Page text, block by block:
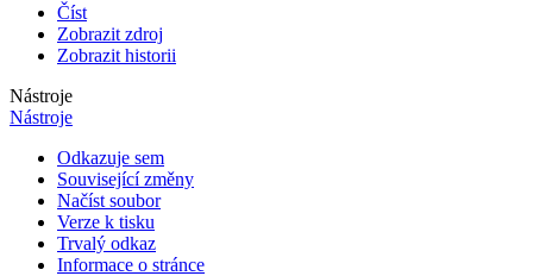
Číst
Zobrazit zdroj
Zobrazit historii
Nástroje
Nástroje
Odkazuje sem
Související změny
Načíst soubor
Verze k tisku
Trvalý odkaz
Informace o stránce